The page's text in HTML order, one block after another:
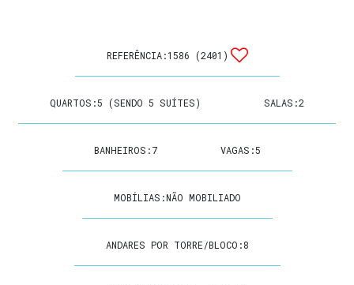
REFERÊNCIA:1586 (2401)
QUARTOS:5 (SENDO 5 SUÍTES) SALAS:2
BANHEIROS:7 VAGAS:5
MOBÍLIAS:NÃO MOBILIADO
ANDARES POR TORRE/BLOCO:8